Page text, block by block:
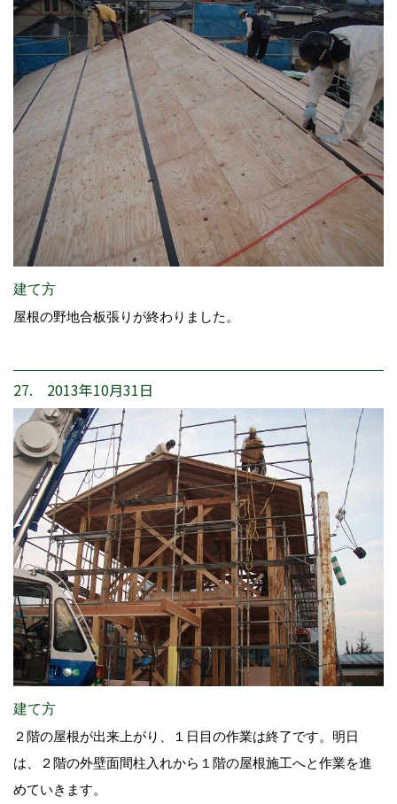
建て方
屋根の野地合板張りが終わりました。
27. 2013年10月31日
建て方
２階の屋根が出来上がり、１日目の作業は終了です。明日
は、２階の外壁面間柱入れから１階の屋根施工へと作業を進
めていきます。